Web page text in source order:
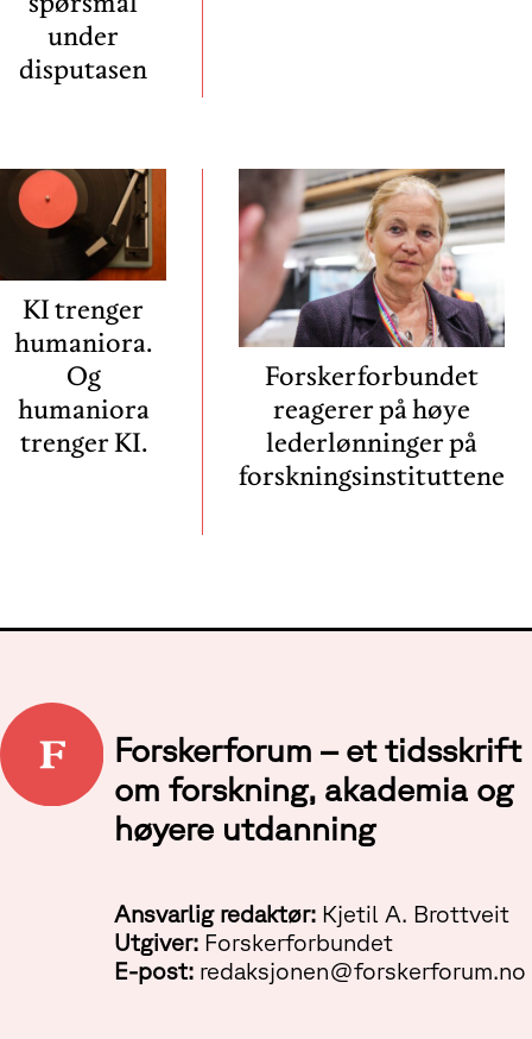
under
disputasen
KI trenger
humaniora.
Og
humaniora
trenger KI.
Forskerforbundet
reagerer på høye
lederlønninger på
forskningsinstituttene
Forskerforum – et tidsskrift
om forskning, akademia og
høyere utdanning
Ansvarlig redaktør: Kjetil A. Brottveit
Utgiver: Forskerforbundet
E-post: redaksjonen@forskerforum.no